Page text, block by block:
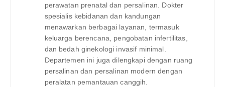
perawatan prenatal dan persalinan. Dokter
spesialis kebidanan dan kandungan
menawarkan berbagai layanan, termasuk
keluarga berencana, pengobatan infertilitas,
dan bedah ginekologi invasif minimal.
Departemen ini juga dilengkapi dengan ruang
persalinan dan persalinan modern dengan
peralatan pemantauan canggih.